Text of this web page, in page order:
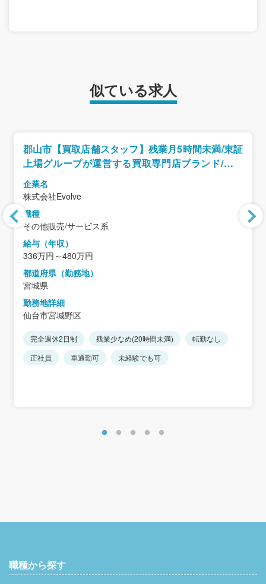
似ている求人
郡山市【買取店舗スタッフ】残業月5時間未満/東証
上場グループが運営する買取専門店ブランド/業界
未経験歓迎
企業名
株式会社Evolve
職種
その他販売/サービス系
給与（年収）
336万円～480万円
都道府県（勤務地）
宮城県
勤務地詳細
仙台市宮城野区
完全週休2日制 残業少なめ(20時間未満)
転勤なし
正社員
車通勤可 未経験でも可
職種から探す